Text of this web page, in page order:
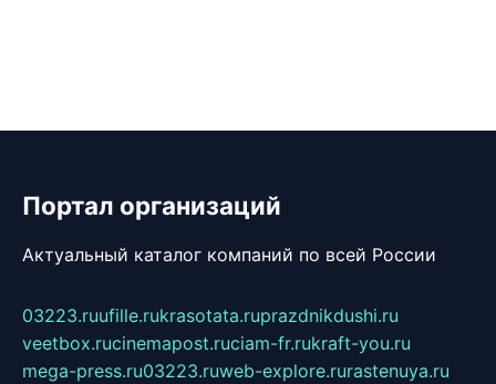
Портал организаций
Актуальный каталог компаний по всей России
03223.ruufille.rukrasotata.ruprazdnikdushi.ru
veetbox.rucinemapost.ruciam-fr.rukraft-you.ru
mega-press.ru03223.ruweb-explore.rurastenuya.ru